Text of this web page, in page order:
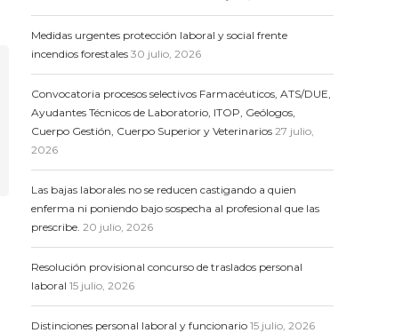
Medidas urgentes protección laboral y social frente
incendios forestales 30 julio, 2026
Convocatoria procesos selectivos Farmacéuticos, ATS/DUE,
Ayudantes Técnicos de Laboratorio, ITOP, Geólogos,
Cuerpo Gestión, Cuerpo Superior y Veterinarios 27 julio,
2026
Las bajas laborales no se reducen castigando a quien
enferma ni poniendo bajo sospecha al profesional que las
prescribe. 20 julio, 2026
Resolución provisional concurso de traslados personal
laboral 15 julio, 2026
Distinciones personal laboral y funcionario 15 julio, 2026